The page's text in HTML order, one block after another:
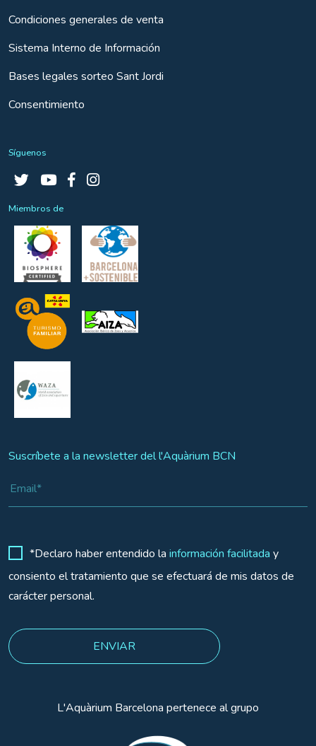
Condiciones generales de venta
Sistema Interno de Información
Bases legales sorteo Sant Jordi
Consentimiento
Síguenos
Miembros de
Suscríbete a la newsletter del l'Aquàrium BCN
*Declaro haber entendido la información facilitada y
consiento el tratamiento que se efectuará de mis datos de
carácter personal.
L'Aquàrium Barcelona pertenece al grupo